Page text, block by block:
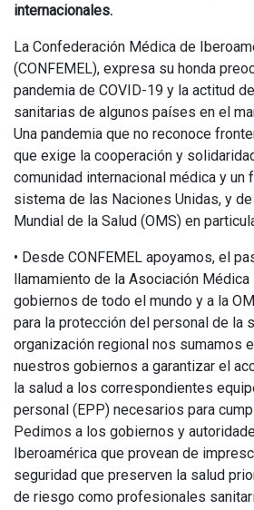
internacionales.
La Confederación Médica de
(CONFEMEL), expresa su honda
pandemia de COVID-19 y la actitud
sanitarias de algunos países en el
Una pandemia que no reconoce
que exige la cooperación y
comunidad internacional médica y
sistema de las Naciones Unidas, y
Mundial de la Salud (OMS) en
• Desde CONFEMEL apoyamos, el
llamamiento de la Asociación Médica
gobiernos de todo el mundo y a la
para la protección del personal de la
organización regional nos sumamos
nuestros gobiernos a garantizar el
la salud a los correspondientes
personal (EPP) necesarios para
Pedimos a los gobiernos y
Iberoamérica que provean de
seguridad que preserven la salud
de riesgo como profesionales